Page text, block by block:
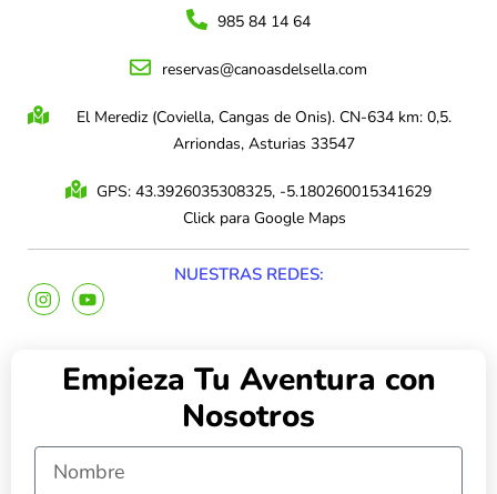
985 84 14 64
reservas@canoasdelsella.com
El Merediz (Coviella, Cangas de Onis). CN-634 km: 0,5.
Arriondas, Asturias 33547
GPS: 43.3926035308325, -5.180260015341629
Click para Google Maps
NUESTRAS REDES:
I
n
Y
o
b
e
Empieza Tu Aventura con
Nosotros
Nombre